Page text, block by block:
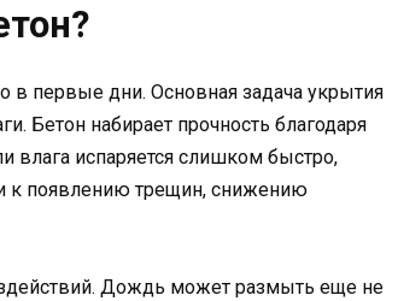
в первые дни. Основная задача укрытия
Бетон набирает прочность благодаря
влага испаряется слишком быстро,
к появлению трещин, снижению
Дождь может размыть еще не